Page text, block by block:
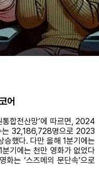
어
통합전산망’에 따르면, 2024
는 32,186,728명으로 2023
했다. 다만 올해 1분기에는
분기에는 천만 영화가 없었다
는 ‘스즈메의 문단속’으로